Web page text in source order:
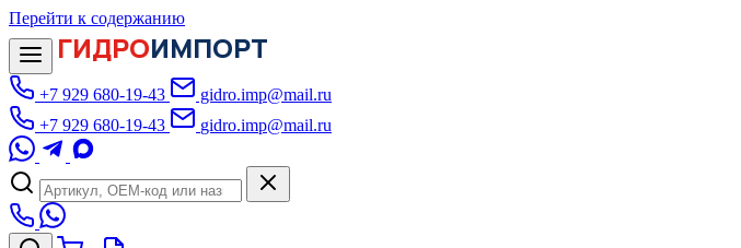
Перейти к содержанию
ГИДРОИМПОРТ
+7 929 680-19-43
gidro.imp@mail.ru
+7 929 680-19-43
gidro.imp@mail.ru